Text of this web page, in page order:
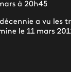
à 20h45
a vu les
le 11 mars